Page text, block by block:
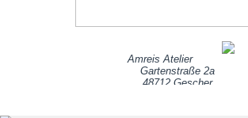
Amreis Atelier
Gartenstraße 2a
48712 Gescher